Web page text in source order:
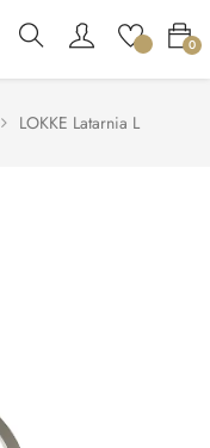
0
LOKKE Latarnia L